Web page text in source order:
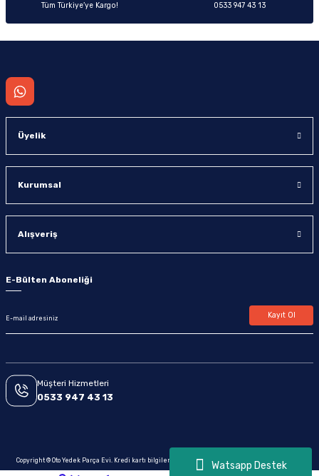
Watsapp Destek
Tüm Türkiye’ye Kargo! 0533 947 43 13
Üyelik
Kurumsal
Alışveriş
E-Bülten Aboneliği
Kayıt Ol
Müşteri Hizmetleri
0533 947 43 13
Copyright © Oto Yedek Parça Evi. Kredi kartı bilgileriniz 256bit SSL sertifikası ile korunmaktadır.